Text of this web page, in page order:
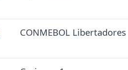
CONMEBOL Libertadores